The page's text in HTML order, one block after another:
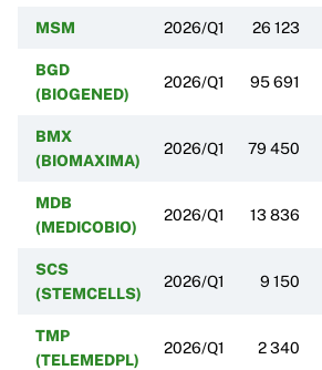
MSM 2026/Q1 26 123
BGD
(BIOGENED)
2026/Q1 95 691
BMX
(BIOMAXIMA)
2026/Q1 79 450
MDB
(MEDICOBIO)
2026/Q1 13 836
SCS
(STEMCELLS)
2026/Q1 9 150
TMP
(TELEMEDPL)
2026/Q1 2 340